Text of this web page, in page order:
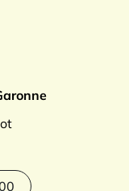
Facebook
le compte